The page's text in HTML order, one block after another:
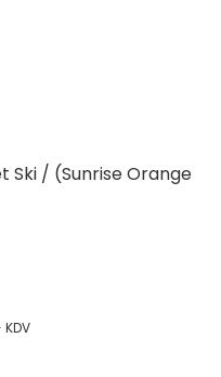
Ski / (Sunrise Orange
KDV